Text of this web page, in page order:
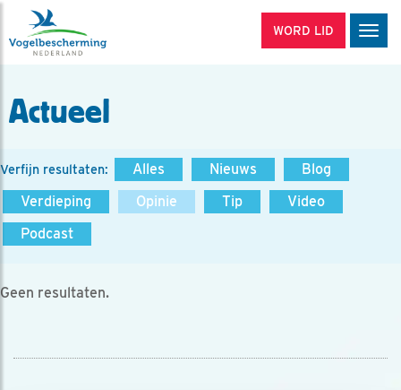
WORD LID
Actueel
Verfijn resultaten: Alles Nieuws
Blog
Verdieping
Opinie Tip
Video
Podcast
Geen resultaten.